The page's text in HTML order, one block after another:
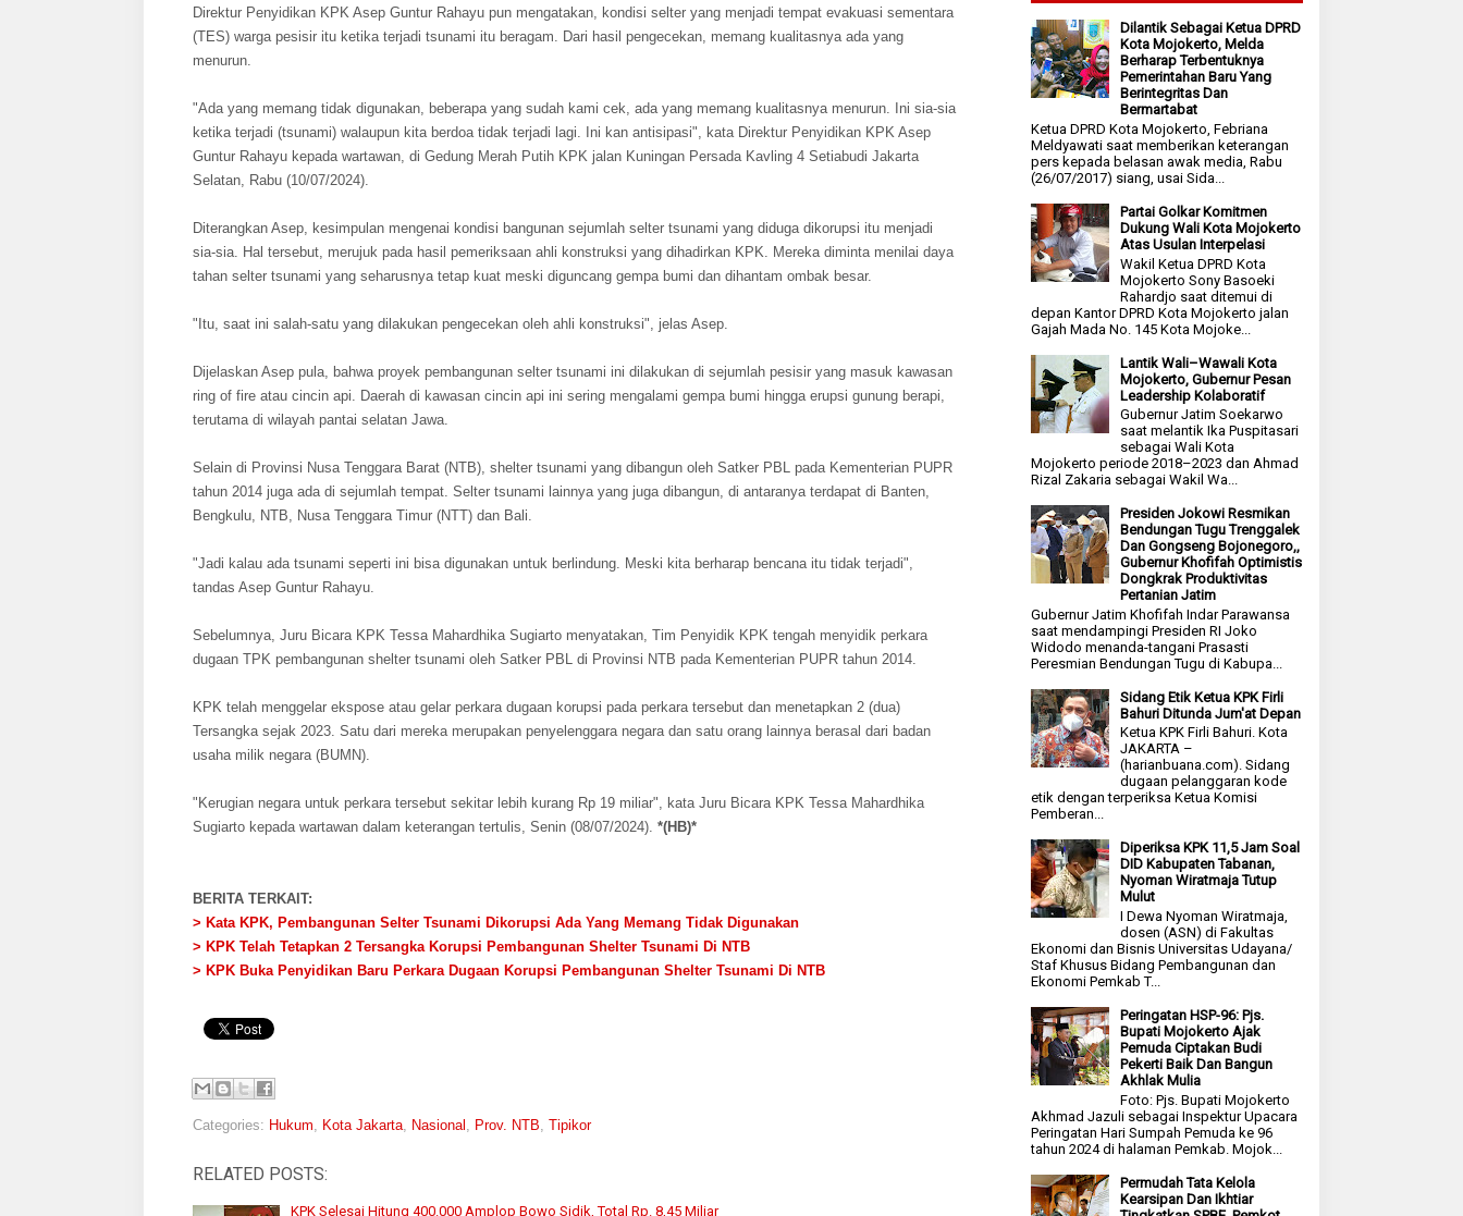
Direktur Penyidikan KPK Asep Guntur Rahayu pun mengatakan, kondisi selter yang menjadi tempat evakuasi sementara
(TES) warga pesisir itu ketika terjadi tsunami itu beragam. Dari hasil pengecekan, memang kualitasnya ada yang
menurun.
"Ada yang memang tidak digunakan, beberapa yang sudah kami cek, ada yang memang kualitasnya menurun. Ini sia-sia
ketika terjadi (tsunami) walaupun kita berdoa tidak terjadi lagi. Ini kan antisipasi", kata Direktur Penyidikan KPK Asep
Guntur Rahayu kepada wartawan, di Gedung Merah Putih KPK jalan Kuningan Persada Kavling 4 Setiabudi Jakarta
Selatan, Rabu (10/07/2024).
Diterangkan Asep, kesimpulan mengenai kondisi bangunan sejumlah selter tsunami yang diduga dikorupsi itu menjadi
sia-sia. Hal tersebut, merujuk pada hasil pemeriksaan ahli konstruksi yang dihadirkan KPK. Mereka diminta menilai daya
tahan selter tsunami yang seharusnya tetap kuat meski diguncang gempa bumi dan dihantam ombak besar.
"Itu, saat ini salah-satu yang dilakukan pengecekan oleh ahli konstruksi", jelas Asep.
Dijelaskan Asep pula, bahwa proyek pembangunan selter tsunami ini dilakukan di sejumlah pesisir yang masuk kawasan
ring of fire atau cincin api. Daerah di kawasan cincin api ini sering mengalami gempa bumi hingga erupsi gunung berapi,
terutama di wilayah pantai selatan Jawa.
Selain di Provinsi Nusa Tenggara Barat (NTB), shelter tsunami yang dibangun oleh Satker PBL pada Kementerian PUPR
tahun 2014 juga ada di sejumlah tempat. Selter tsunami lainnya yang juga dibangun, di antaranya terdapat di Banten,
Bengkulu, NTB, Nusa Tenggara Timur (NTT) dan Bali.
"Jadi kalau ada tsunami seperti ini bisa digunakan untuk berlindung. Meski kita berharap bencana itu tidak terjadi",
tandas Asep Guntur Rahayu.
Sebelumnya, Juru Bicara KPK Tessa Mahardhika Sugiarto menyatakan, Tim Penyidik KPK tengah menyidik perkara
dugaan TPK pembangunan shelter tsunami oleh Satker PBL di Provinsi NTB pada Kementerian PUPR tahun 2014.
KPK telah menggelar ekspose atau gelar perkara dugaan korupsi pada perkara tersebut dan menetapkan 2 (dua)
Tersangka sejak 2023. Satu dari mereka merupakan penyelenggara negara dan satu orang lainnya berasal dari badan
usaha milik negara (BUMN).
"Kerugian negara untuk perkara tersebut sekitar lebih kurang Rp 19 miliar", kata Juru Bicara KPK Tessa Mahardhika
Sugiarto kepada wartawan dalam keterangan tertulis, Senin (08/07/2024). *(HB)*
BERITA TERKAIT:
> Kata KPK, Pembangunan Selter Tsunami Dikorupsi Ada Yang Memang Tidak Digunakan
> KPK Telah Tetapkan 2 Tersangka Korupsi Pembangunan Shelter Tsunami Di NTB
> KPK Buka Penyidikan Baru Perkara Dugaan Korupsi Pembangunan Shelter Tsunami Di NTB
Categories: Hukum, Kota Jakarta, Nasional , Prov. NTB, Tipikor
RELATED POSTS:
KPK Selesai Hitung 400.000 Amplop Bowo Sidik, Total Rp. 8,45 Miliar
Dilantik Sebagai Ketua DPRD
Kota Mojokerto, Melda
Berharap Terbentuknya
Pemerintahan Baru Yang
Berintegritas Dan
Bermartabat
Ketua DPRD Kota Mojokerto, Febriana
Meldyawati saat memberikan keterangan
pers kepada belasan awak media, Rabu
(26/07/2017) siang, usai Sida...
Partai Golkar Komitmen
Dukung Wali Kota Mojokerto
Atas Usulan Interpelasi
Wakil Ketua DPRD Kota
Mojokerto Sony Basoeki
Rahardjo saat ditemui di
depan Kantor DPRD Kota Mojokerto jalan
Gajah Mada No. 145 Kota Mojoke...
Lantik Wali–Wawali Kota
Mojokerto, Gubernur Pesan
Leadership Kolaboratif
Gubernur Jatim Soekarwo
saat melantik Ika Puspitasari
sebagai Wali Kota
Mojokerto periode 2018–2023 dan Ahmad
Rizal Zakaria sebagai Wakil Wa...
Presiden Jokowi Resmikan
Bendungan Tugu Trenggalek
Dan Gongseng Bojonegoro,,
Gubernur Khofifah Optimistis
Dongkrak Produktivitas
Pertanian Jatim
Gubernur Jatim Khofifah Indar Parawansa
saat mendampingi Presiden RI Joko
Widodo menanda-tangani Prasasti
Peresmian Bendungan Tugu di Kabupa...
Sidang Etik Ketua KPK Firli
Bahuri Ditunda Jum'at Depan
Ketua KPK Firli Bahuri. Kota
JAKARTA –
(harianbuana.com). Sidang
dugaan pelanggaran kode
etik dengan terperiksa Ketua Komisi
Pemberan...
Diperiksa KPK 11,5 Jam Soal
DID Kabupaten Tabanan,
Nyoman Wiratmaja Tutup
Mulut
I Dewa Nyoman Wiratmaja,
dosen (ASN) di Fakultas
Ekonomi dan Bisnis Universitas Udayana/
Staf Khusus Bidang Pembangunan dan
Ekonomi Pemkab T...
Peringatan HSP-96: Pjs.
Bupati Mojokerto Ajak
Pemuda Ciptakan Budi
Pekerti Baik Dan Bangun
Akhlak Mulia
Foto: Pjs. Bupati Mojokerto
Akhmad Jazuli sebagai Inspektur Upacara
Peringatan Hari Sumpah Pemuda ke 96
tahun 2024 di halaman Pemkab. Mojok...
Permudah Tata Kelola
Kearsipan Dan Ikhtiar